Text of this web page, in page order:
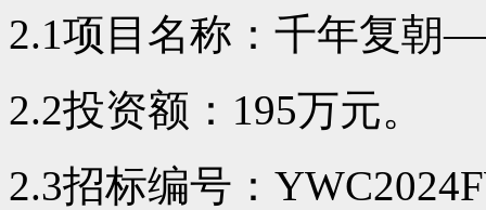
2.1项目名称：千年复朝
2.2投资额：195万元。
2.3招标编号：